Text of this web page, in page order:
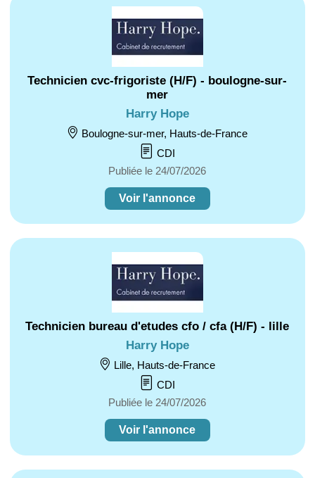
Technicien cvc-frigoriste (H/F) - boulogne-sur-
mer
Harry Hope
Boulogne-sur-mer, Hauts-de-France
CDI
Publiée le 24/07/2026
Voir l'annonce
Technicien bureau d'etudes cfo / cfa (H/F) - lille
Harry Hope
Lille, Hauts-de-France
CDI
Publiée le 24/07/2026
Voir l'annonce